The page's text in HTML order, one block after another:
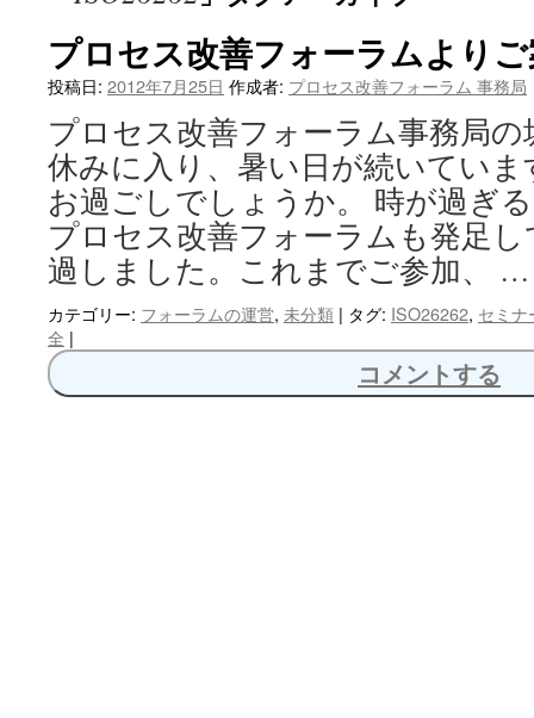
ツ
へ
ス
キ
ッ
プ
プロセス改善フォーラムより
投稿日: 2012年7月25日 作成者: プロセス改善フォーラム 事務局
プロセス改善フォーラム事務局
休みに入り、暑い日が続いてい
お過ごしでしょうか。 時が過ぎ
プロセス改善フォーラムも発足
過しました。これまでご参加、
カテゴリー: フォーラムの運営, 未分類 | タグ: ISO26262, セミナ
全 |
コメントする